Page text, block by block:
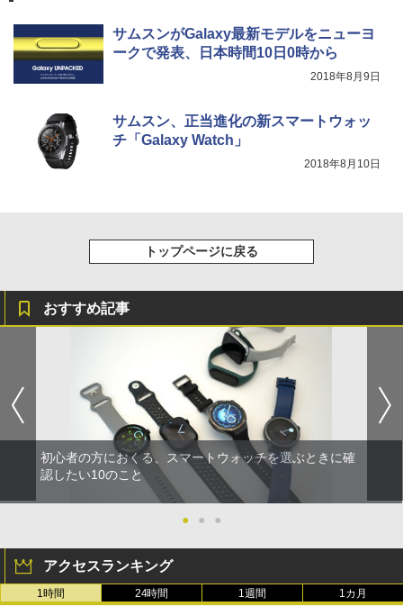
サムスンがGalaxy最新モデルをニューヨ
ークで発表、日本時間10日0時から
2018年8月9日
サムスン、正当進化の新スマートウォッ
チ「Galaxy Watch」
2018年8月10日
トップページに戻る
おすすめ記事
初心者の方におくる、スマートウォッチを選ぶときに確
認したい10のこと
● ● ●
アクセスランキング
1時間 24時間 1週間 1カ月